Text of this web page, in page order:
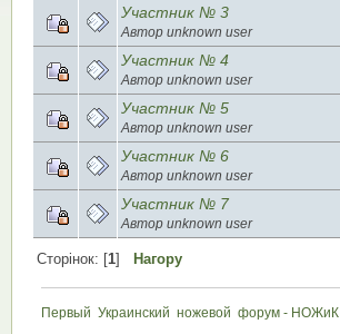
Участник № 3
Автор unknown user
Участник № 4
Автор unknown user
Участник № 5
Автор unknown user
Участник № 6
Автор unknown user
Участник № 7
Автор unknown user
Сторінок: [1] Нагору
Первый  Украинский  ножевой  форум - НОЖиК